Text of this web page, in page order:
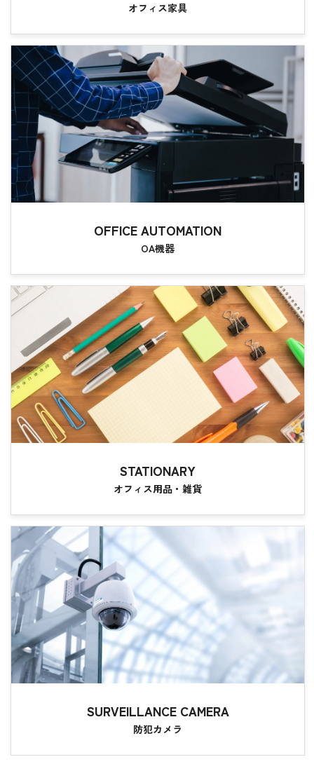
オフィス家具
OFFICE AUTOMATION
OA機器
STATIONARY
オフィス用品・雑貨
SURVEILLANCE CAMERA
防犯カメラ